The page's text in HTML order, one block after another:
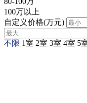
100万以上
自定义价格(万元)
不限 1室 2室 3室 4室 5